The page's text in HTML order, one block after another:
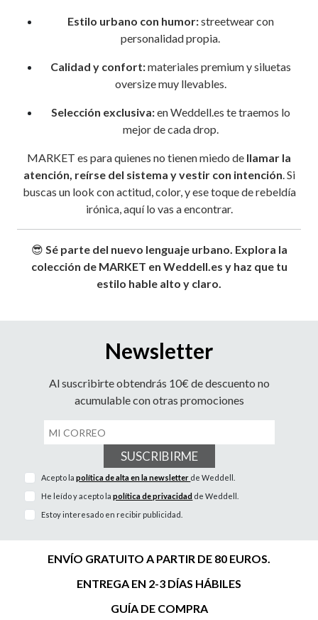
Estilo urbano con humor:streetwear con
personalidad propia.
Calidad y confort:materiales premium y siluetas
oversize muy llevables.
Selección exclusiva:en Weddell.es te traemos lo
mejor de cada drop.
MARKET es para quienes no tienen miedo de llamar la
atención, reírse del sistema y vestir con intención. Si
buscas un look con actitud, color, y ese toque de rebeldía
irónica, aquí lo vas a encontrar.
😎 Sé parte del nuevo lenguaje urbano. Explora la
colección de MARKET en Weddell.es y haz que tu
estilo hable alto y claro.
Newsletter
Al suscribirte obtendrás 10€ de descuento no
acumulable con otras promociones
SUSCRIBIRME
Acepto lapolítica de alta en la newsletter de Weddell.
He leído y acepto lapolítica de privacidad de Weddell.
Estoy interesado en recibir publicidad.
ENVÍO GRATUITO A PARTIR DE 80 EUROS.
ENTREGA EN 2-3 DÍAS HÁBILES
GUÍA DE COMPRA